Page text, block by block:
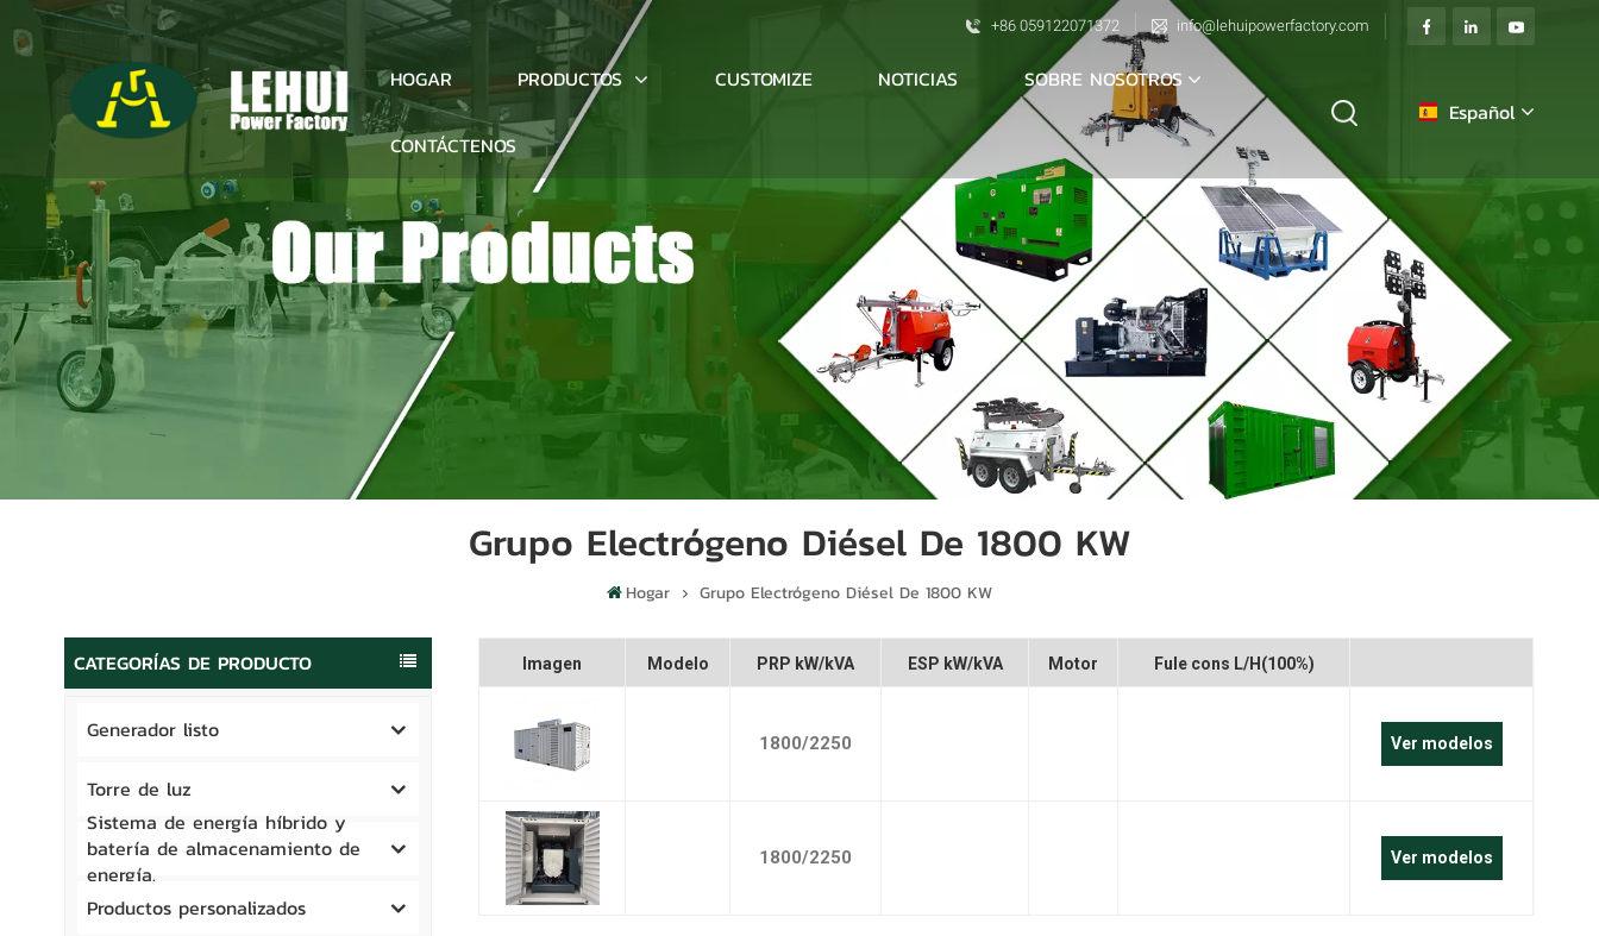
+86 059122071372 info@lehuipowerfactory.com
HOGAR PRODUCTOS CUSTOMIZE NOTICIAS SOBRE NOSOTROS
CONTÁCTENOS
Español
français
Deutsch
italiano
русский
español
Melayu
Grupo Electrógeno Diésel De 1800 KW
Hogar Grupo Electrógeno Diésel De 1800 KW
CATEGORÍAS DE PRODUCTO
Generador listo
Torre de luz
Sistema de energía híbrido y
batería de almacenamiento de
energía.
Productos personalizados
Imagen Modelo PRP kW/kVA ESP kW/kVA Motor Fule cons L/H(100%)
1800/2250 Ver modelos
1800/2250 Ver modelos